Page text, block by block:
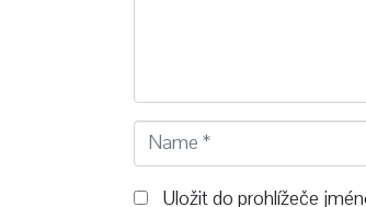
a
m Uložit do prohlížeče